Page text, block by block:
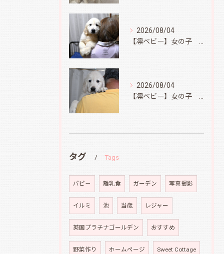
2026/08/04
【凛ベビー】女の子 Ⅱ
2026/08/04
【凛ベビー】女の子 Ⅰ
タグ Tags
パピ－ 離乳食 ガーデン 写真撮影
イルミ 池 当歳 レジャー
英国プラチナゴールデン おすすめ
野菜作り ホームページ Sweet Cottage